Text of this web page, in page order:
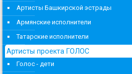
Артисты Башкирской эстрады
Армянские исполнители
Татарские исполнители
Артисты проекта ГОЛОС
Голос - дети